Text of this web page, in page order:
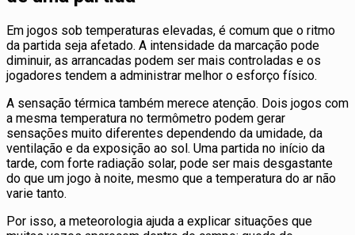
Em jogos sob temperaturas elevadas, é comum que o ritmo
da partida seja afetado. A intensidade da marcação pode
diminuir, as arrancadas podem ser mais controladas e os
jogadores tendem a administrar melhor o esforço físico.
A sensação térmica também merece atenção. Dois jogos com
a mesma temperatura no termômetro podem gerar
sensações muito diferentes dependendo da umidade, da
ventilação e da exposição ao sol. Uma partida no início da
tarde, com forte radiação solar, pode ser mais desgastante
do que um jogo à noite, mesmo que a temperatura do ar não
varie tanto.
Por isso, a meteorologia ajuda a explicar situações que